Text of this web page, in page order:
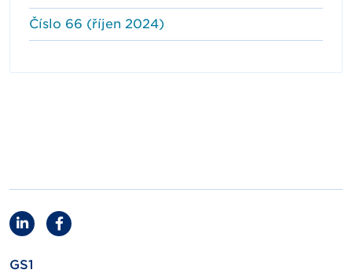
Číslo 66 (říjen 2024)
GS1